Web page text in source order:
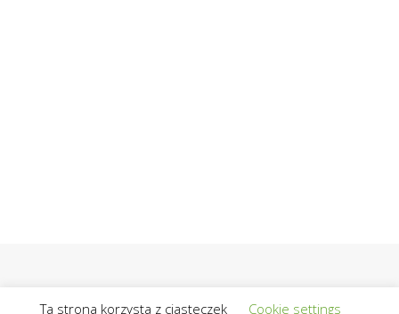
Ta strona korzysta z ciasteczek Cookie settings